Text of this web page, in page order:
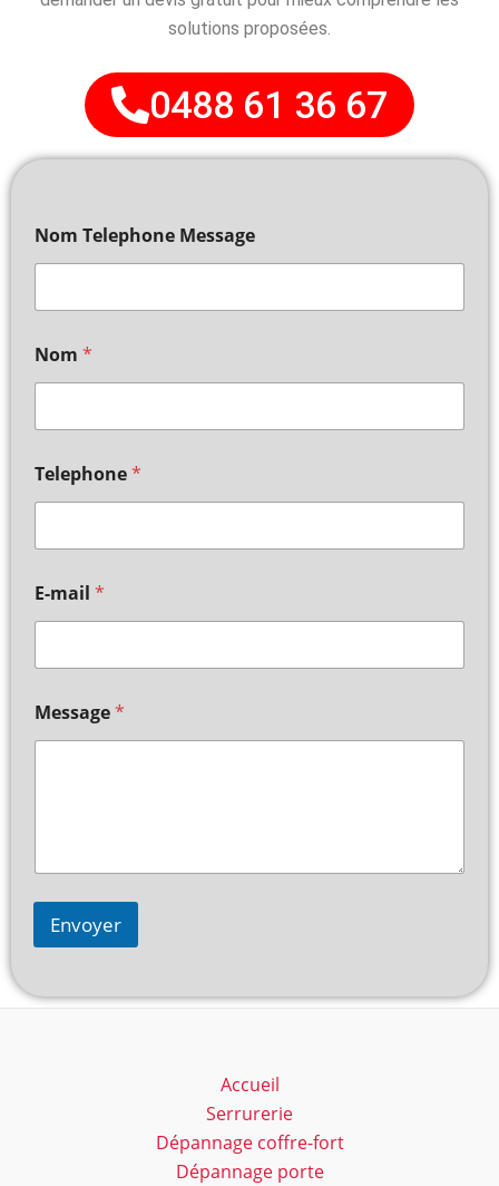
solutions proposées.
0488 61 36 67
Nom Telephone Message
Nom *
Telephone*
E-mail *
Message*
Envoyer
Accueil
Serrurerie
Dépannage coffre-fort
Dépannage porte